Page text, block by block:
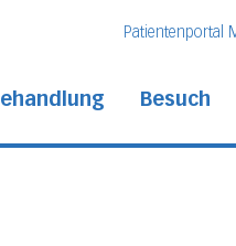
Patientenportal
Besuch